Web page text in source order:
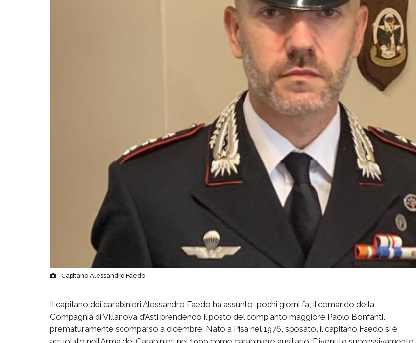
Capitano Alessandro Faedo
Il capitano dei carabinieri Alessandro Faedo ha assunto, pochi giorni fa, il comando della
Compagnia di Villanova d’Asti prendendo il posto del compianto maggiore Paolo Bonfanti,
prematuramente scomparso a dicembre. Nato a Pisa nel 1976, sposato, il capitano Faedo si è
arruolato nell’Arma dei Carabinieri nel 1999 come carabiniere ausiliario. Divenuto successivamente